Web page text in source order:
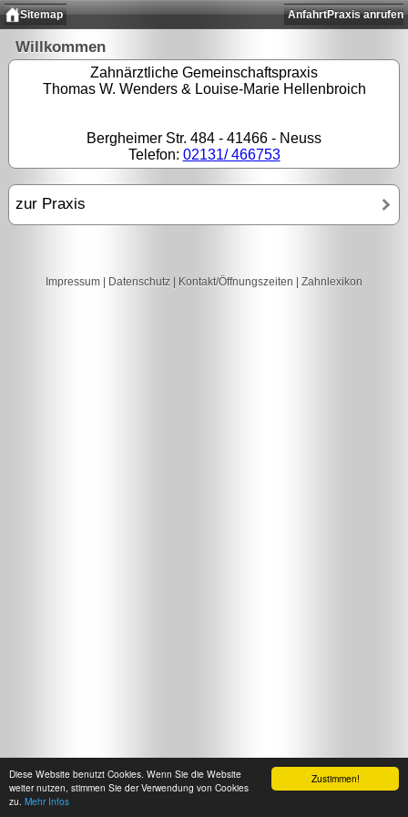
Zustimmen!
Diese Website benutzt Cookies. Wenn Sie die Website
weiter nutzen, stimmen Sie der Verwendung von Cookies
zu. Mehr Infos
Sitemap Praxis anrufen
Anfahrt
Willkommen
Zahnärztliche Gemeinschaftspraxis
Thomas W. Wenders & Louise-Marie Hellenbroich
Bergheimer Str. 484 - 41466 - Neuss
Telefon: 02131/ 466753
zur Praxis
Impressum Datenschutz Kontakt/Öffnungszeiten Zahnlexikon